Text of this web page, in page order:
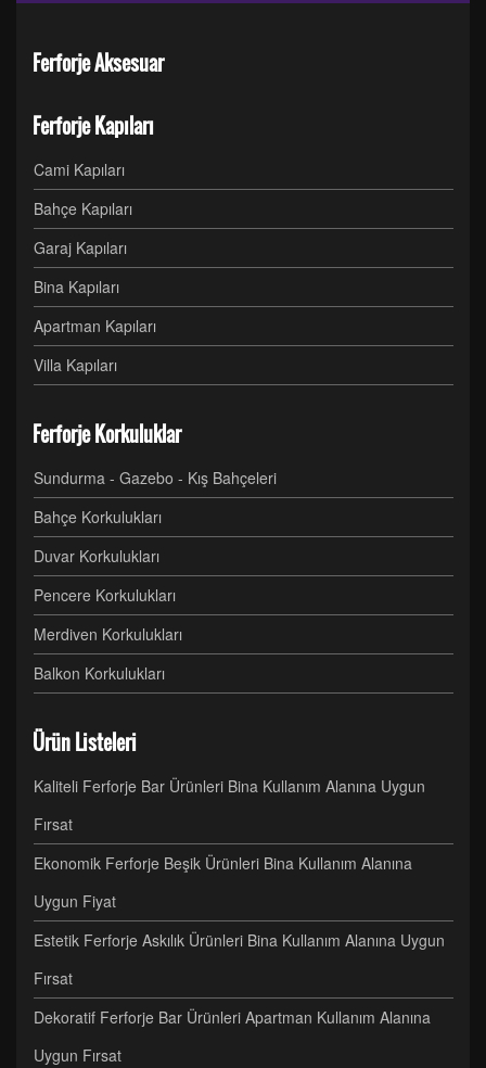
Ferforje Aksesuar
Ferforje Kapıları
Cami Kapıları
Bahçe Kapıları
Garaj Kapıları
Bina Kapıları
Apartman Kapıları
Villa Kapıları
Ferforje Korkuluklar
Sundurma - Gazebo - Kış Bahçeleri
Bahçe Korkulukları
Duvar Korkulukları
Pencere Korkulukları
Merdiven Korkulukları
Balkon Korkulukları
Ürün Listeleri
Kaliteli Ferforje Bar Ürünleri Bina Kullanım Alanına Uygun
Fırsat
Ekonomik Ferforje Beşik Ürünleri Bina Kullanım Alanına
Uygun Fiyat
Estetik Ferforje Askılık Ürünleri Bina Kullanım Alanına Uygun
Fırsat
Dekoratif Ferforje Bar Ürünleri Apartman Kullanım Alanına
Uygun Fırsat